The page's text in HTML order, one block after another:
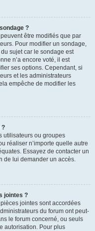
?
être modifiés que par
Pour modifier un sondage,
sujet car le sondage est
n’a encore voté, il est
ses options. Cependant, si
et les administrateurs
empêche de modifier les
?
utilisateurs ou groupes
réaliser n’importe quelle autre
Essayez de contacter un
de lui demander un accès.
jointes ?
jointes sont accordées
du forum ont peut-
le forum concerné, ou seuls
autorisation. Pour plus